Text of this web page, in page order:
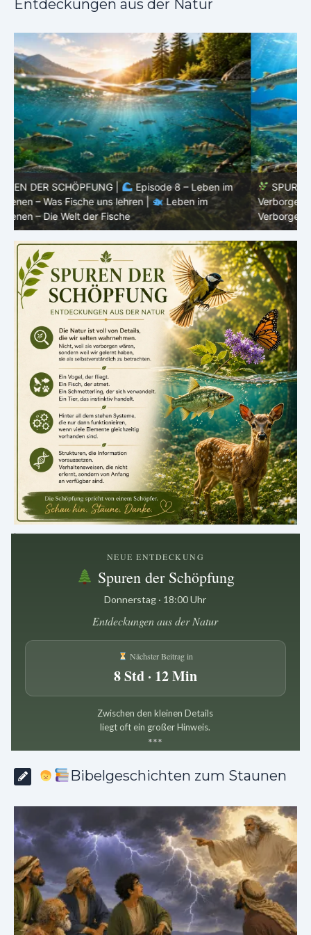
Entdeckungen aus der Natur
SPUREN DER SCHÖPFUNG |
Episode 7: Leben im
Verborgenen – Warum Fische Fische bleiben |
Leben im
Verborgenen – Die Welt der Fische
.
NEUE ENTDECKUNG
Spuren der Schöpfung
Donnerstag · 18:00 Uhr
Entdeckungen aus der Natur
Nächster Beitrag in
8 Std · 12 Min
Zwischen den kleinen Details
liegt oft ein großer Hinweis.
***
Bibelgeschichten zum Staunen